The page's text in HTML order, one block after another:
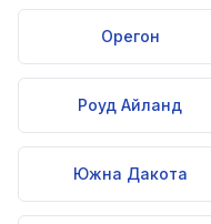
Орегон
Роуд Айланд
Южна Дакота